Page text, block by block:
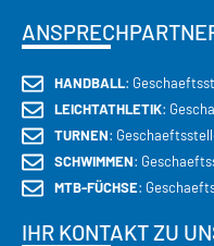
HANDBALL:
LEICHTATHLETIK:
TURNEN:
SCHWIMMEN:
MTB-FÜCHSE:
IHR KONTAKT ZU